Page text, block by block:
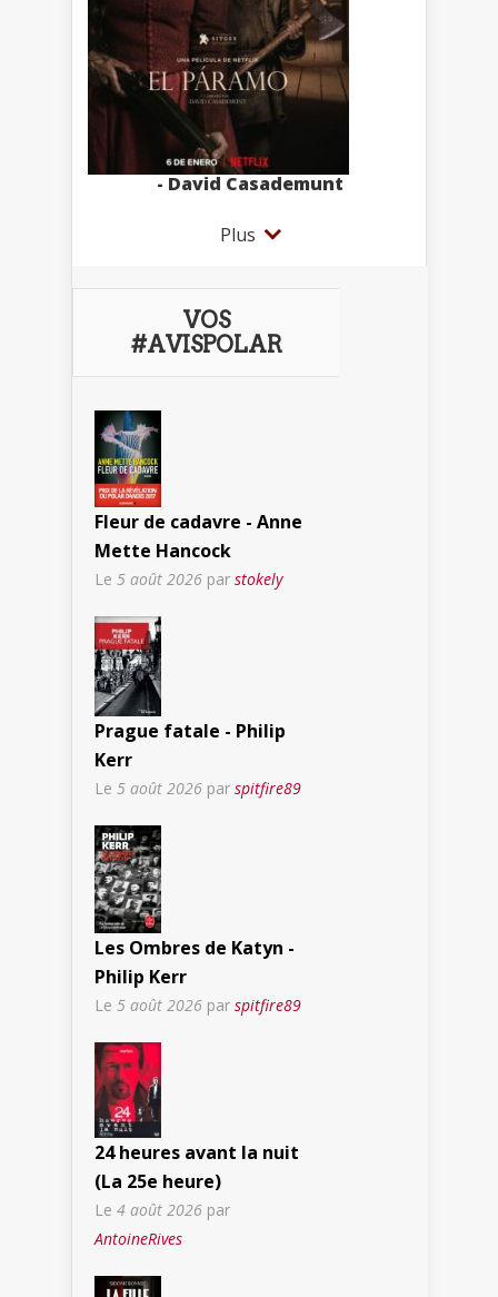
- David Casademunt
Plus
VOS
#AVISPOLAR
Fleur de cadavre - Anne
Mette Hancock
Le 5 août 2026 par stokely
Prague fatale - Philip
Kerr
Le 5 août 2026 par spitfire89
Les Ombres de Katyn -
Philip Kerr
Le 5 août 2026 par spitfire89
24 heures avant la nuit
(La 25e heure)
Le 4 août 2026 par
AntoineRives